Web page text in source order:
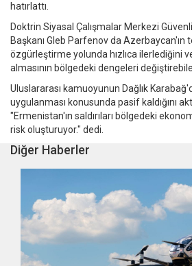
hatırlattı.
Doktrin Siyasal Çalışmalar Merkezi
Başkanı Gleb Parfenov da Azerbaycan'ın
özgürleştirme yolunda hızlıca ilerlediğini
almasının bölgedeki dengeleri
Uluslararası kamuoyunun Dağlık
uygulanması konusunda pasif kaldığını
"Ermenistan'ın saldırıları bölgedeki
risk oluşturuyor." dedi.
Diğer Haberler